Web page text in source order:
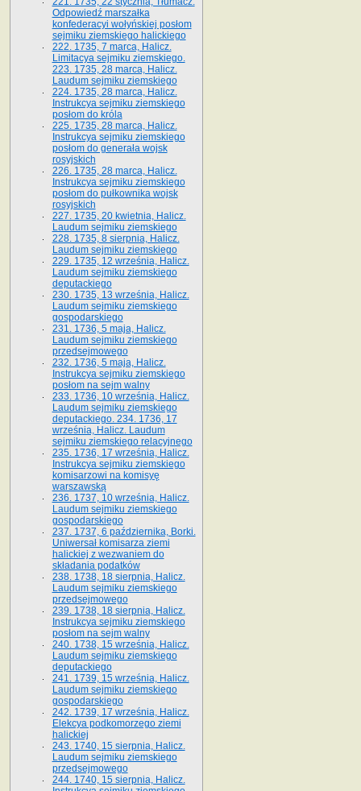
Odpowiedź marszałka
konfederacyi wołyńskiej posłom
sejmiku ziemskiego halickiego
222. 1735, 7 marca, Halicz.
Limitacya sejmiku ziemskiego.
223. 1735, 28 marca, Halicz.
Laudum sejmiku ziemskiego
224. 1735, 28 marca, Halicz.
Instrukcya sejmiku ziemskiego
posłom do króla
225. 1735, 28 marca, Halicz.
Instrukcya sejmiku ziemskiego
posłom do generała wojsk
rosyjskich
226. 1735, 28 marca, Halicz.
Instrukcya sejmiku ziemskiego
posłom do pułkownika wojsk
rosyjskich
227. 1735, 20 kwietnia, Halicz.
Laudum sejmiku ziemskiego
228. 1735, 8 sierpnia, Halicz.
Laudum sejmiku ziemskiego
229. 1735, 12 września, Halicz.
Laudum sejmiku ziemskiego
deputackiego
230. 1735, 13 września, Halicz.
Laudum sejmiku ziemskiego
gospodarskiego
231. 1736, 5 maja, Halicz.
Laudum sejmiku ziemskiego
przedsejmowego
232. 1736, 5 maja, Halicz.
Instrukcya sejmiku ziemskiego
posłom na sejm walny
233. 1736, 10 września, Halicz.
Laudum sejmiku ziemskiego
deputackiego. 234. 1736, 17
września, Halicz. Laudum
sejmiku ziemskiego relacyjnego
235. 1736, 17 września, Halicz.
Instrukcya sejmiku ziemskiego
komisarzowi na komisyę
warszawską
236. 1737, 10 września, Halicz.
Laudum sejmiku ziemskiego
gospodarskiego
237. 1737, 6 października, Borki.
Uniwersał komisarza ziemi
halickiej z wezwaniem do
składania podatków
238. 1738, 18 sierpnia, Halicz.
Laudum sejmiku ziemskiego
przedsejmowego
239. 1738, 18 sierpnia, Halicz.
Instrukcya sejmiku ziemskiego
posłom na sejm walny
240. 1738, 15 września, Halicz.
Laudum sejmiku ziemskiego
deputackiego
241. 1739, 15 września, Halicz.
Laudum sejmiku ziemskiego
gospodarskiego
242. 1739, 17 września, Halicz.
Elekcya podkomorzego ziemi
halickiej
243. 1740, 15 sierpnia, Halicz.
Laudum sejmiku ziemskiego
przedsejmowego
244. 1740, 15 sierpnia, Halicz.